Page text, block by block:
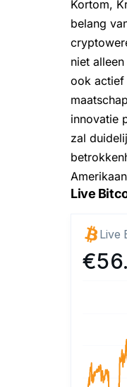
Kortom,
belang
niet
ook actief
innovatie
zal
Live